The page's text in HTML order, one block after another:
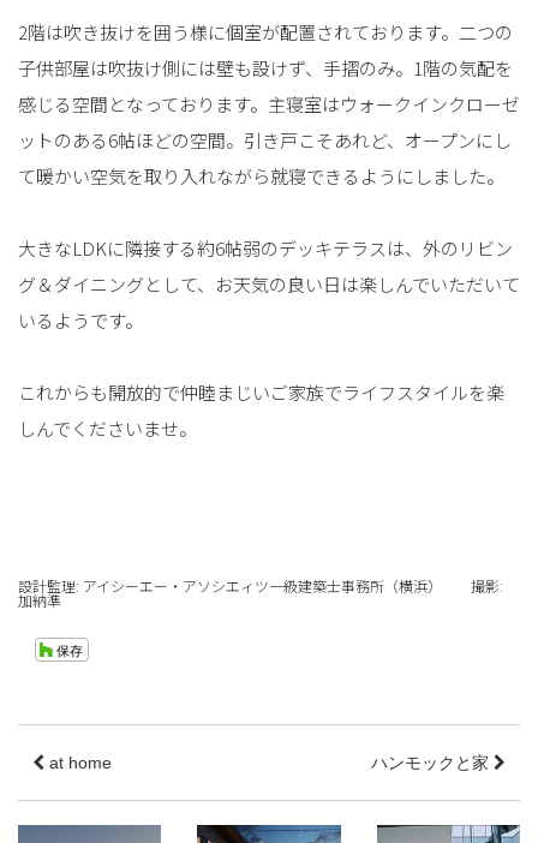
2階は吹き抜けを囲う様に個室が配置されております。二つの
子供部屋は吹抜け側には壁も設けず、手摺のみ。1階の気配を
感じる空間となっております。主寝室はウォークインクローゼ
ットのある6帖ほどの空間。引き戸こそあれど、オープンにし
て暖かい空気を取り入れながら就寝できるようにしました。
大きなLDKに隣接する約6帖弱のデッキテラスは、外のリビン
グ＆ダイニングとして、お天気の良い日は楽しんでいただいて
いるようです。
これからも開放的で仲睦まじいご家族でライフスタイルを楽
しんでくださいませ。
設計監理: アイシーエー・アソシエィツ一級建築士事務所（横浜） 撮影:
加納準
at home ハンモックと家